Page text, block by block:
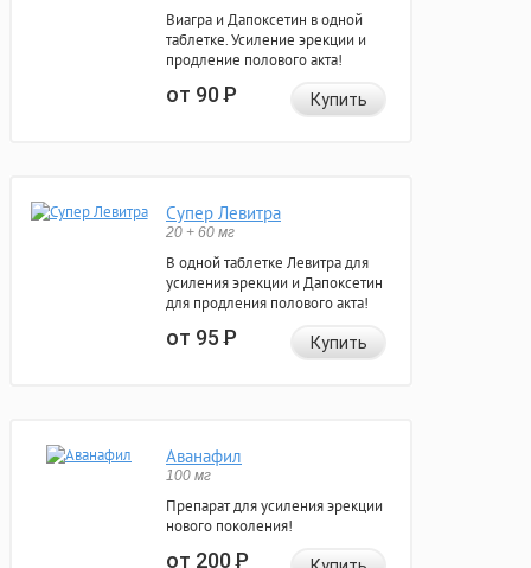
Виагра и Дапоксетин в одной
таблетке. Усиление эрекции и
продление полового акта!
от 90Р Купить
Супер Левитра
20 + 60 мг
В одной таблетке Левитра для
усиления эрекции и Дапоксетин
для продления полового акта!
от 95Р Купить
Аванафил
100 мг
Препарат для усиления эрекции
нового поколения!
от 200Р